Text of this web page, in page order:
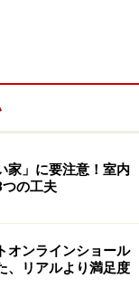
を格段に快適に
風水あれこ
きた先人たちの知
五行思想で、世
家」に要注意！室内
の工夫
オンラインショール
、リアルより満足度